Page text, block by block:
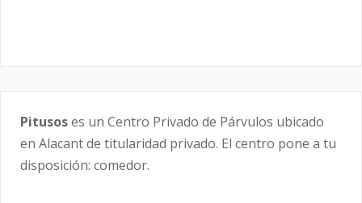
Pitusoses un Centro Privado de Párvulos ubicado
en Alacant de titularidad privado. El centro pone a tu
disposición: comedor.